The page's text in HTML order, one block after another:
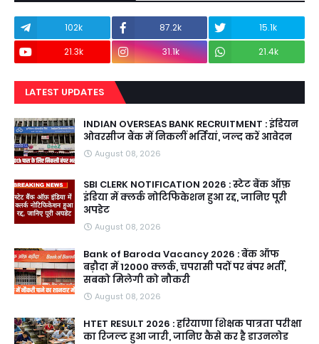
102k 87.2k
15.1k
21.3k
31.1k 21.4k
LATEST UPDATES
INDIAN OVERSEAS BANK RECRUITMENT : इंडियन
ओवरसीज बैंक में निकलीं भर्तियां, जल्द करें आवेदन
August 08, 2026
SBI CLERK NOTIFICATION 2026 : स्टेट बैंक ऑफ़
इंडिया में क्लर्क नोटिफिकेशन हुआ रद्द, जानिए पूरी
अपडेट
August 08, 2026
Bank of Baroda Vacancy 2026 : बैंक ऑफ
बड़ौदा में 12000 क्लर्क, चपरासी पदों पर बंपर भर्ती,
सबको मिलेगी को नौकरी
August 08, 2026
HTET RESULT 2026 : हरियाणा शिक्षक पात्रता परीक्षा
का रिजल्ट हुआ जारी, जानिए कैसे कर है डाउनलोड